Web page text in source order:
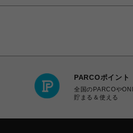
PARCOポイント
全国のPARCOや
貯まる＆使える